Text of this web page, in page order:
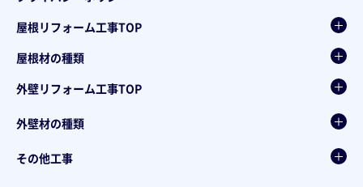
屋根リフォーム工事TOP
屋根材の種類
外壁リフォーム工事TOP
外壁材の種類
その他工事